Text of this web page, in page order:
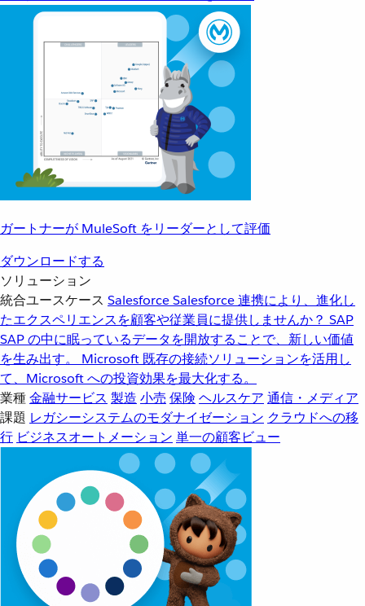
ガートナーが MuleSoft をリーダーとして評価
ダウンロードする
ソリューション
統合ユースケース SalesforceSalesforce 連携により、進化し
たエクスペリエンスを顧客や従業員に提供しませんか？ SAP
SAP の中に眠っているデータを開放することで、新しい価値
を生み出す。
Microsoft 既存の接続ソリューションを活用し
て、Microsoft への投資効果を最大化する。
業種金融サービス 製造 小売 保険 ヘルスケア 通信・メディア
課題 レガシーシステムのモダナイゼーション クラウドへの移
行 ビジネスオートメーション 単一の顧客ビュー